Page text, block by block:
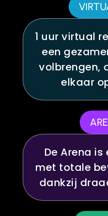
1 uur virtual
een
volbrengen,
elkaar
De Arena
met totale
dankzij